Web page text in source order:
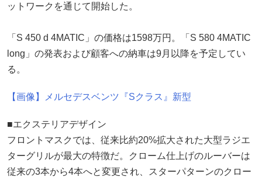
ットワークを通じて開始した。
「S 450 d 4MATIC」の価格は1598万円。「S 580 4MATIC
long」の発表および顧客への納車は9月以降を予定してい
る。
【画像】メルセデスベンツ『Sクラス』新型
■エクステリアデザイン
フロントマスクでは、従来比約20%拡大された大型ラジエ
ターグリルが最大の特徴だ。クローム仕上げのルーバーは
従来の3本から4本へと変更され、スターパターンのクロー